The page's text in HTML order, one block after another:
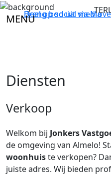
MENUBreng bod uit via
Deel op social media
Diensten
Verkoop
Welkom bij Jonkers
de omgeving van Almelo!
woonhuiste verkopen?
juiste adres. Wij bieden